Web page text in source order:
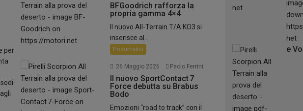
di...
per
BFGoodrich rafforza la
propria gamma 4×4
Il nuovo All-Terrain T/A KO3 si
inserisce al...
Pneumatici
26 Maggio 2026 Paolo Ferrini
Il nuovo SportContact 7
Force debutta su Brabus
Bodo
Emozioni “road to track” con il
e